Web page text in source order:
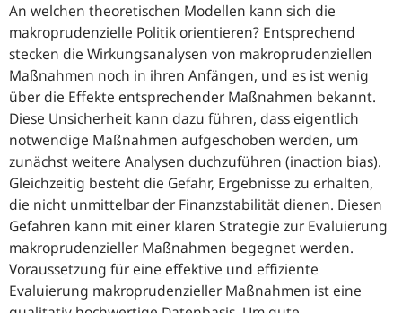
An welchen theoretischen Modellen kann sich die
makroprudenzielle Politik orientieren? Entsprechend
stecken die Wirkungsanalysen von makroprudenziellen
Maßnahmen noch in ihren Anfängen, und es ist wenig
über die Effekte entsprechender Maßnahmen bekannt.
Diese Unsicherheit kann dazu führen, dass eigentlich
notwendige Maßnahmen aufgeschoben werden, um
zunächst weitere Analysen duchzuführen (inaction bias).
Gleichzeitig besteht die Gefahr, Ergebnisse zu erhalten,
die nicht unmittelbar der Finanzstabilität dienen. Diesen
Gefahren kann mit einer klaren Strategie zur Evaluierung
makroprudenzieller Maßnahmen begegnet werden.
Voraussetzung für eine effektive und effiziente
Evaluierung makroprudenzieller Maßnahmen ist eine